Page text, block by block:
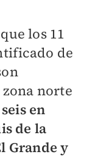
los 11
de
norte
seis en
de la
Grande y